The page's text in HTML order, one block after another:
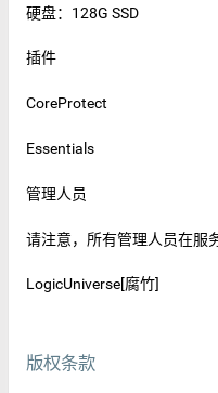
硬盘：128G SSD
插件
CoreProtect
Essentials
管理人员
请注意，所有管理人员在服
LogicUniverse[腐竹]
版权条款